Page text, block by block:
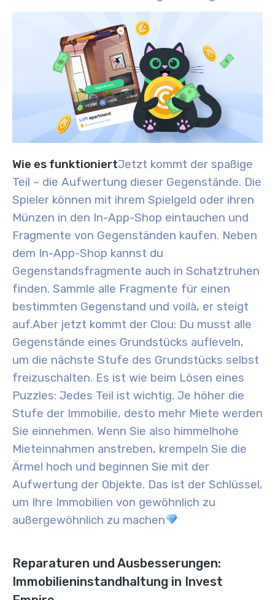
Wie es funktioniertJetzt kommt der spaßige
Teil – die Aufwertung dieser Gegenstände. Die
Spieler können mit ihrem Spielgeld oder ihren
Münzen in den In-App-Shop eintauchen und
Fragmente von Gegenständen kaufen. Neben
dem In-App-Shop kannst du
Gegenstandsfragmente auch in Schatztruhen
finden. Sammle alle Fragmente für einen
bestimmten Gegenstand und voilà, er steigt
auf.Aber jetzt kommt der Clou: Du musst alle
Gegenstände eines Grundstücks aufleveln,
um die nächste Stufe des Grundstücks selbst
freizuschalten. Es ist wie beim Lösen eines
Puzzles: Jedes Teil ist wichtig. Je höher die
Stufe der Immobilie, desto mehr Miete werden
Sie einnehmen. Wenn Sie also himmelhohe
Mieteinnahmen anstreben, krempeln Sie die
Ärmel hoch und beginnen Sie mit der
Aufwertung der Objekte. Das ist der Schlüssel,
um Ihre Immobilien von gewöhnlich zu
außergewöhnlich zu machen
Reparaturen und Ausbesserungen:
Immobilieninstandhaltung in Invest